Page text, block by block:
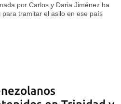
por Carlos y Daria Jiménez ha
tramitar el asilo en ese país